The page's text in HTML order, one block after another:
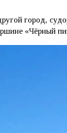
город,
«Чёрный